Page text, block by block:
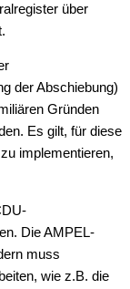
über
der Abschiebung)
Gründen
Es gilt, für diese
implementieren,
Die AMPEL-
muss
wie z.B. die